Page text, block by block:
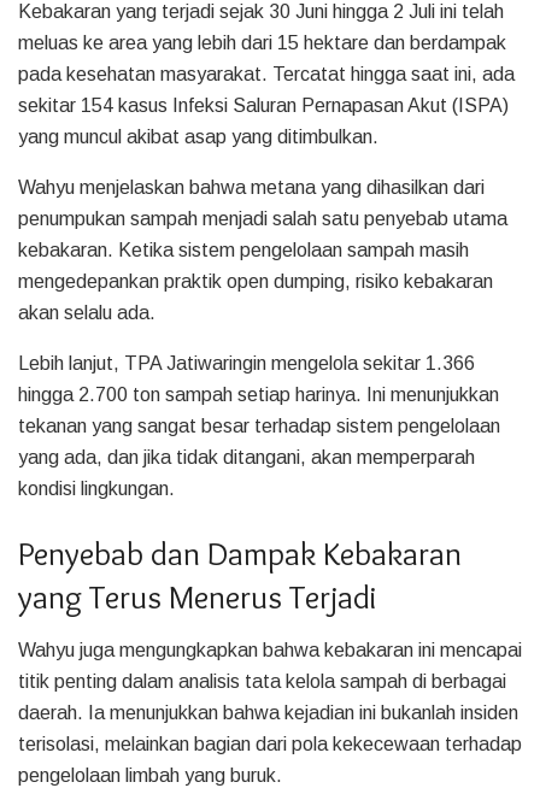
Kebakaran yang terjadi sejak 30 Juni hingga 2 Juli ini telah
meluas ke area yang lebih dari 15 hektare dan berdampak
pada kesehatan masyarakat. Tercatat hingga saat ini, ada
sekitar 154 kasus Infeksi Saluran Pernapasan Akut (ISPA)
yang muncul akibat asap yang ditimbulkan.
Wahyu menjelaskan bahwa metana yang dihasilkan dari
penumpukan sampah menjadi salah satu penyebab utama
kebakaran. Ketika sistem pengelolaan sampah masih
mengedepankan praktik open dumping, risiko kebakaran
akan selalu ada.
Lebih lanjut, TPA Jatiwaringin mengelola sekitar 1.366
hingga 2.700 ton sampah setiap harinya. Ini menunjukkan
tekanan yang sangat besar terhadap sistem pengelolaan
yang ada, dan jika tidak ditangani, akan memperparah
kondisi lingkungan.
Penyebab dan Dampak Kebakaran
yang Terus Menerus Terjadi
Wahyu juga mengungkapkan bahwa kebakaran ini mencapai
titik penting dalam analisis tata kelola sampah di berbagai
daerah. Ia menunjukkan bahwa kejadian ini bukanlah insiden
terisolasi, melainkan bagian dari pola kekecewaan terhadap
pengelolaan limbah yang buruk.